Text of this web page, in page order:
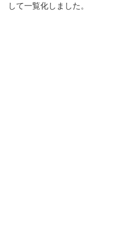
して一覧化しました。